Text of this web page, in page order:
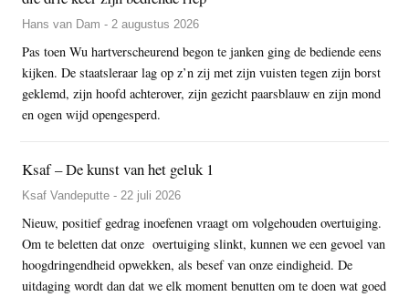
Hans van Dam - 2 augustus 2026
Pas toen Wu hartverscheurend begon te janken ging de bediende eens
kijken. De staatsleraar lag op z’n zij met zijn vuisten tegen zijn borst
geklemd, zijn hoofd achterover, zijn gezicht paarsblauw en zijn mond
en ogen wijd opengesperd.
Ksaf – De kunst van het geluk 1
Ksaf Vandeputte - 22 juli 2026
Nieuw, positief gedrag inoefenen vraagt om volgehouden overtuiging.
Om te beletten dat onze overtuiging slinkt, kunnen we een gevoel van
hoogdringendheid opwekken, als besef van onze eindigheid. De
uitdaging wordt dan dat we elk moment benutten om te doen wat goed